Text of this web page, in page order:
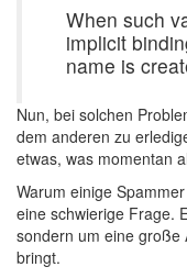
When such
implicit
name is
Nun, bei solchen
dem anderen zu
etwas, was momentan
Warum einige
eine schwierige Frage.
sondern um eine große
bringt.